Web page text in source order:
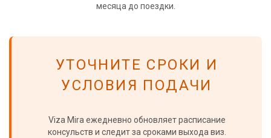
месяца до поездки.
УТОЧНИТЕ СРОКИ И
УСЛОВИЯ ПОДАЧИ
Viza Mira ежедневно обновляет расписание
консульств и следит за сроками выхода виз.